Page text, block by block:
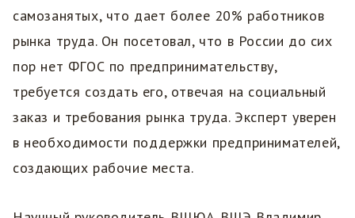
самозанятых, что дает более 20% работников
рынка труда. Он посетовал, что в России до сих
пор нет ФГОС по предпринимательству,
требуется создать его, отвечая на социальный
заказ и требования рынка труда. Эксперт уверен
в необходимости поддержки предпринимателей,
создающих рабочие места.